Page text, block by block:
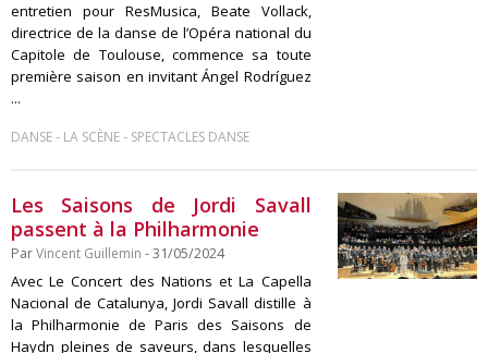
entretien pour ResMusica, Beate Vollack,
directrice de la danse de l’Opéra national du
Capitole de Toulouse, commence sa toute
première saison en invitant Ángel Rodríguez
...
DANSE- LA SCÈNE- SPECTACLES DANSE
Les Saisons de Jordi Savall
passent à la Philharmonie
ParVincent Guillemin - 31/05/2024
Avec Le Concert des Nations et La Capella
Nacional de Catalunya, Jordi Savall distille à
la Philharmonie de Paris des Saisons de
Haydn pleines de saveurs, dans lesquelles